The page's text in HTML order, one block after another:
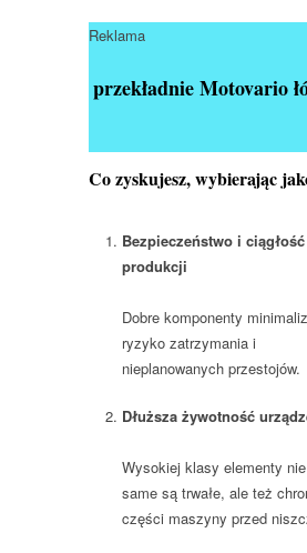
Reklama
przekładnie Motovario
Co zyskujesz, wybierając
Bezpieczeństwo i ciągłość
produkcji
Dobre komponenty
ryzyko zatrzymania i
nieplanowanych przestojów.
Dłuższa żywotność
Wysokiej klasy elementy
same są trwałe, ale też
części maszyny przed